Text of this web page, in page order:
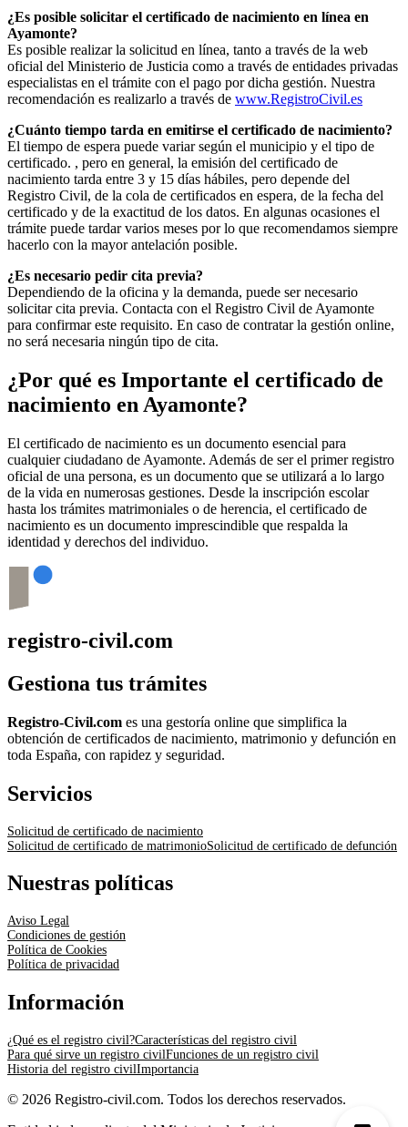
¿Es posible solicitar el certificado de nacimiento en línea en
Ayamonte?
Es posible realizar la solicitud en línea, tanto a través de la web
oficial del Ministerio de Justicia como a través de entidades privadas
especialistas en el trámite con el pago por dicha gestión. Nuestra
recomendación es realizarlo a través de www.RegistroCivil.es
¿Cuánto tiempo tarda en emitirse el certificado de nacimiento?
El tiempo de espera puede variar según el municipio y el tipo de
certificado. , pero en general, la emisión del certificado de
nacimiento tarda entre 3 y 15 días hábiles, pero depende del
Registro Civil, de la cola de certificados en espera, de la fecha del
certificado y de la exactitud de los datos. En algunas ocasiones el
trámite puede tardar varios meses por lo que recomendamos siempre
hacerlo con la mayor antelación posible.
¿Es necesario pedir cita previa?
Dependiendo de la oficina y la demanda, puede ser necesario
solicitar cita previa. Contacta con el Registro Civil de Ayamonte
para confirmar este requisito. En caso de contratar la gestión online,
no será necesaria ningún tipo de cita.
¿Por qué es Importante el certificado de
nacimiento en Ayamonte?
El certificado de nacimiento es un documento esencial para
cualquier ciudadano de Ayamonte. Además de ser el primer registro
oficial de una persona, es un documento que se utilizará a lo largo
de la vida en numerosas gestiones. Desde la inscripción escolar
hasta los trámites matrimoniales o de herencia, el certificado de
nacimiento es un documento imprescindible que respalda la
identidad y derechos del individuo.
registro-civil.com
Gestiona tus trámites
Registro-Civil.com es una gestoría online que simplifica la
obtención de certificados de nacimiento, matrimonio y defunción en
toda España, con rapidez y seguridad.
Servicios
Solicitud de certificado de nacimiento
Solicitud de certificado de matrimonioSolicitud de certificado de defunción
Nuestras políticas
Aviso Legal
Condiciones de gestión
Política de Cookies
Política de privacidad
Información
¿Qué es el registro civil?Características del registro civil
Para qué sirve un registro civilFunciones de un registro civil
Historia del registro civilImportancia
© 2026 Registro-civil.com. Todos los derechos reservados.